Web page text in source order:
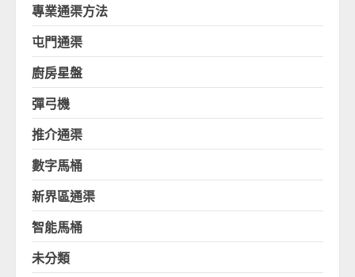
專業通渠方法
屯門通渠
廚房星盤
彈弓機
推介通渠
數字馬桶
新界區通渠
智能馬桶
未分類